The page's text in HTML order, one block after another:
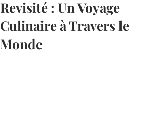
Revisité : Un Voyage
Culinaire à Travers le
Monde